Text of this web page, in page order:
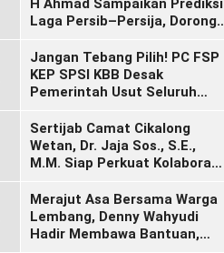
H Ahmad Sampaikan Prediksi
Laga Persib–Persija, Dorong
Berada
Jangan Tebang Pilih! PC FSP
KEP SPSI KBB Desak
Pemerintah Usut Seluruh
Langgar Hak Pekerja Pasca
Sidak KDM”
Sertijab Camat Cikalong
Wetan, Dr. Jaja Sos., S.E.,
M.M. Siap Perkuat Kolaborasi
Lebih Maju dan Sejahtera
Merajut Asa Bersama Warga
Lembang, Denny Wahyudi
Hadir Membawa Bantuan,